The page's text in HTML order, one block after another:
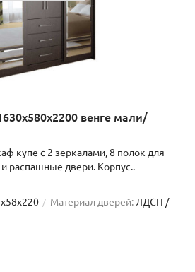
венге мали/
купе с 2 зеркалами, 8 полок для
распашные двери. Корпус..
Материал дверей: ЛДСП /